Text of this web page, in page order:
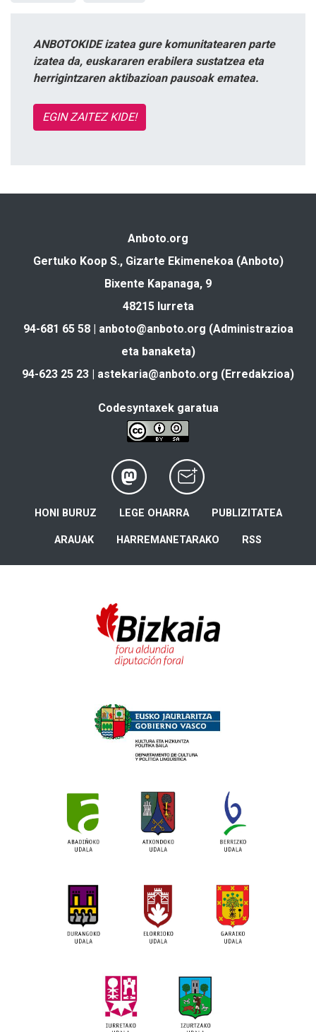
ANBOTOKIDE izatea gure komunitatearen parte
izatea da, euskararen erabilera sustatzea eta
herrigintzaren aktibazioan pausoak ematea.
EGIN ZAITEZ KIDE!
Anboto.org
Gertuko Koop S., Gizarte Ekimenekoa (Anboto)
Bixente Kapanaga, 9
48215 Iurreta
94-681 65 58 | anboto@anboto.org (Administrazioa
eta banaketa)
94-623 25 23 | astekaria@anboto.org (Erredakzioa)
Codesyntaxek garatua
HONI BURUZ LEGE OHARRA PUBLIZITATEA
ARAUAK HARREMANETARAKO RSS